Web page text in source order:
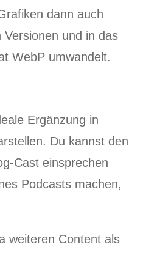
dann auch
und in das
WebP umwandelt.
Ergänzung in
Du kannst den
Cast einsprechen
Podcasts machen,
weiteren Content als